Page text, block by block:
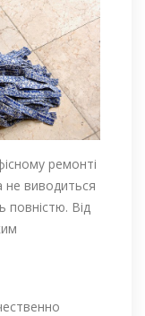
ремонті
не виводиться
повністю. Від